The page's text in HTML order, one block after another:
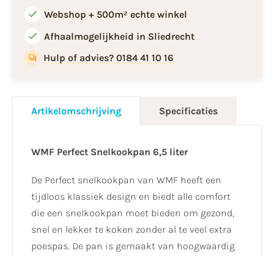
Webshop + 500m² echte winkel
Afhaalmogelijkheid in Sliedrecht
Hulp of advies? 0184 41 10 16
Artikelomschrijving Specificaties
WMF Perfect Snelkookpan 6,5 liter
De Perfect snelkookpan van WMF heeft een
tijdloos klassiek design en biedt alle comfort
die een snelkookpan moet bieden om gezond,
snel en lekker te koken zonder al te veel extra
poespas. De pan is gemaakt van hoogwaardig